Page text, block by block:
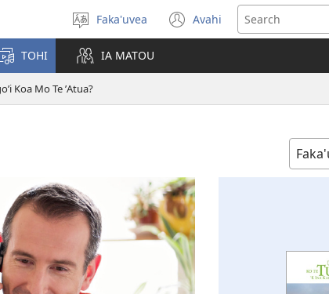
Filifili
he
lea
Faka'uvea Avahi
(opens
new
TOHI IA MATOU
Koa Mo Te ʼAtua?